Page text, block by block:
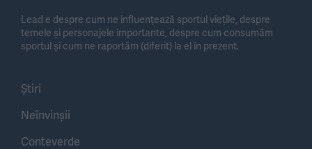
Lead e despre cum ne influențează sportul viețile, despre
temele și personajele importante, despre cum consumăm
sportul și cum ne raportăm (diferit) la el în prezent.
Știri
Neînvinșii
Conteverde